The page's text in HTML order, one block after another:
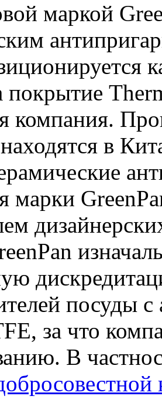
маркой
покрытие
компания.
в
марки
посуды
за что
В